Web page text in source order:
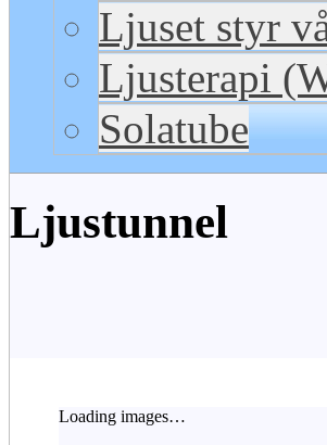
Ljuset styr
Ljusterapi
Solatube
Ljustunnel
Loading images…